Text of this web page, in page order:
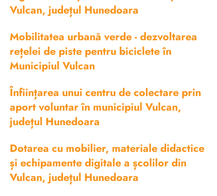
Vulcan, județul Hunedoara
Mobilitatea urbană verde - dezvoltarea
rețelei de piste pentru biciclete în
Municipiul Vulcan
Înființarea unui centru de colectare prin
aport voluntar în municipiul Vulcan,
județul Hunedoara
Dotarea cu mobilier, materiale didactice
și echipamente digitale a școlilor din
Vulcan, județul Hunedoara